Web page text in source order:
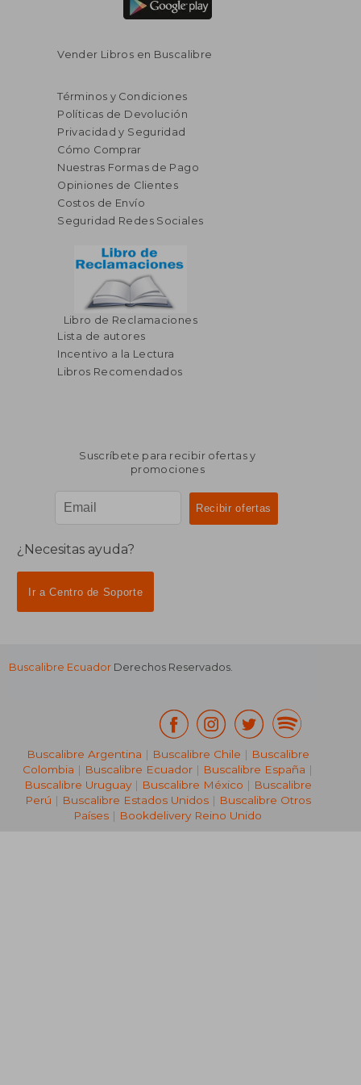
45%
dcto.
$ 51.45
$ 28.30
Vender Libros en Buscalibre
Términos y Condiciones
Políticas de Devolución
Privacidad y Seguridad
Cómo Comprar
Nuestras Formas de Pago
Opiniones de Clientes
Costos de Envío
Seguridad Redes Sociales
Libro de Reclamaciones
Lista de autores
Incentivo a la Lectura
Libros Recomendados
Suscríbete para recibir ofertas y
promociones
¿Necesitas ayuda?
Ir a Centro de Soporte
Buscalibre Ecuador Derechos Reservados.
Buscalibre Argentina | Buscalibre Chile | Buscalibre
Colombia | Buscalibre Ecuador | Buscalibre España |
Buscalibre Uruguay| Buscalibre México | Buscalibre
Perú | Buscalibre Estados Unidos| Buscalibre Otros
Países | Bookdelivery Reino Unido